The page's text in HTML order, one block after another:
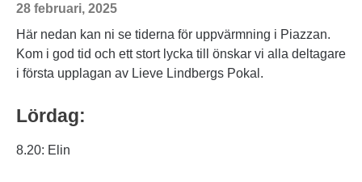
28 februari, 2025
Här nedan kan ni se tiderna för uppvärmning i Piazzan.
Kom i god tid och ett stort lycka till önskar vi alla deltagare
i första upplagan av Lieve Lindbergs Pokal.
Lördag:
8.20: Elin